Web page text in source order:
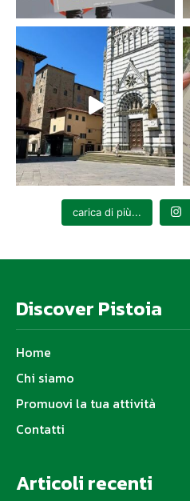
carica di più...
Discover Pistoia
Home
Chi siamo
Promuovi la tua attività
Contatti
Articoli recenti